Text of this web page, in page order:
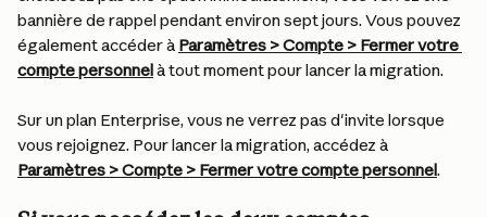
bannière de rappel pendant environ sept jours. Vous pouvez
également accéder à Paramètres > Compte > Fermer votre
compte personnel à tout moment pour lancer la migration.
Sur un plan Enterprise, vous ne verrez pas d'invite lorsque
vous rejoignez. Pour lancer la migration, accédez à
Paramètres > Compte > Fermer votre compte personnel.